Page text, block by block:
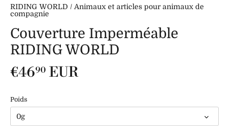
RIDING WORLD / Animaux et articles pour animaux de
compagnie
Couverture Imperméable
RIDING WORLD
€4690 EUR
Poids
0g